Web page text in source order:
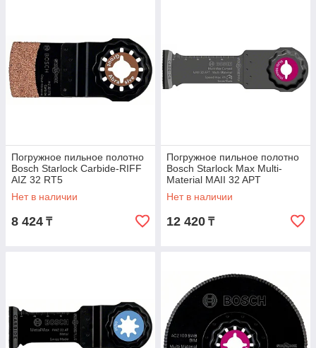
Погружное пильное полотно
Bosch Starlock Carbide-RIFF
AIZ 32 RT5
Нет в наличии
8 424 ₸
Погружное пильное полотно
Bosch Starlock Max Multi-
Material MAII 32 APT
Нет в наличии
12 420 ₸